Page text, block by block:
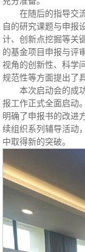
在随后的指导交
自的研究课题与申报
计、创新点挖掘等关
的基金项目申报与评
视角的创新性、科学
规范性等方面提出了
本次启动会的成
报工作正式全面启动
明确了申报书的改进
续组织系列辅导活动
中取得新的突破。